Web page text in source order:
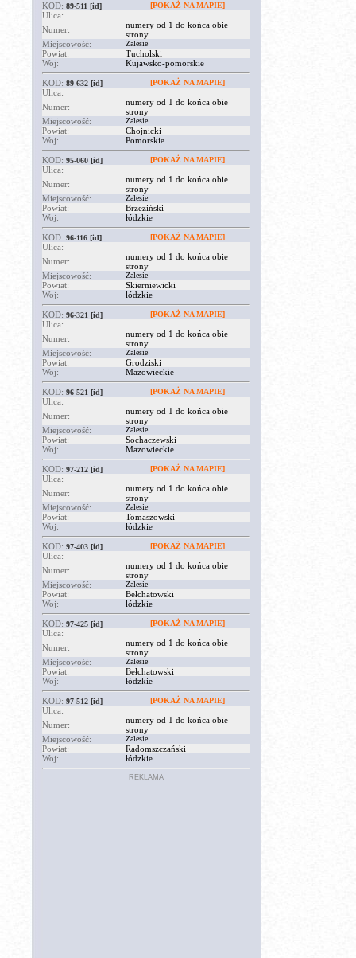
KOD: 89-511 [id] [POKAŻ NA MAPIE]
Ulica:
Numer:
numery od 1 do końca obie
strony
Miejscowość:
Zalesie
Powiat:
Tucholski
Woj:
Kujawsko-pomorskie
KOD: 89-632 [id] [POKAŻ NA MAPIE]
Ulica:
Numer:
numery od 1 do końca obie
strony
Miejscowość:
Zalesie
Powiat:
Chojnicki
Woj:
Pomorskie
KOD: 95-060 [id] [POKAŻ NA MAPIE]
Ulica:
Numer:
numery od 1 do końca obie
strony
Miejscowość:
Zalesie
Powiat:
Brzeziński
Woj:
łódzkie
KOD: 96-116 [id] [POKAŻ NA MAPIE]
Ulica:
Numer:
numery od 1 do końca obie
strony
Miejscowość:
Zalesie
Powiat:
Skierniewicki
Woj:
łódzkie
KOD: 96-321 [id] [POKAŻ NA MAPIE]
Ulica:
Numer:
numery od 1 do końca obie
strony
Miejscowość:
Zalesie
Powiat:
Grodziski
Woj:
Mazowieckie
KOD: 96-521 [id] [POKAŻ NA MAPIE]
Ulica:
Numer:
numery od 1 do końca obie
strony
Miejscowość:
Zalesie
Powiat:
Sochaczewski
Woj:
Mazowieckie
KOD: 97-212 [id] [POKAŻ NA MAPIE]
Ulica:
Numer:
numery od 1 do końca obie
strony
Miejscowość:
Zalesie
Powiat:
Tomaszowski
Woj:
łódzkie
KOD: 97-403 [id] [POKAŻ NA MAPIE]
Ulica:
Numer:
numery od 1 do końca obie
strony
Miejscowość:
Zalesie
Powiat:
Bełchatowski
Woj:
łódzkie
KOD: 97-425 [id] [POKAŻ NA MAPIE]
Ulica:
Numer:
numery od 1 do końca obie
strony
Miejscowość:
Zalesie
Powiat:
Bełchatowski
Woj:
łódzkie
KOD: 97-512 [id] [POKAŻ NA MAPIE]
Ulica:
Numer:
numery od 1 do końca obie
strony
Miejscowość:
Zalesie
Powiat:
Radomszczański
Woj:
łódzkie
REKLAMA